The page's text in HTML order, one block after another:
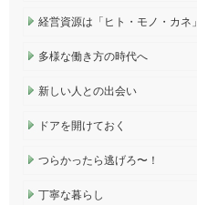
経営資源は「ヒト・モノ・カネ」
多様な働き方の時代へ
新しい人との出会い
ドアを開けておく
つらかったら逃げろ〜！
丁寧な暮らし